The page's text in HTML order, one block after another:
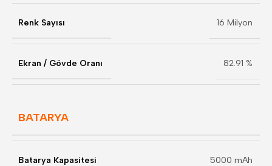
Renk Sayısı 16 Milyon
Ekran / Gövde Oranı 82.91 %
BATARYA
Batarya Kapasitesi
5000 mAh